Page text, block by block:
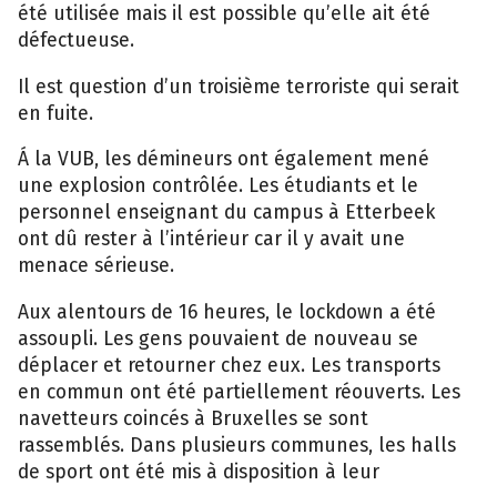
été utilisée mais il est possible qu’elle ait été
défectueuse.
Il est question d’un troisième terroriste qui serait
en fuite.
Á la VUB, les démineurs ont également mené
une explosion contrôlée. Les étudiants et le
personnel enseignant du campus à Etterbeek
ont dû rester à l’intérieur car il y avait une
menace sérieuse.
Aux alentours de 16 heures, le lockdown a été
assoupli. Les gens pouvaient de nouveau se
déplacer et retourner chez eux. Les transports
en commun ont été partiellement réouverts. Les
navetteurs coincés à Bruxelles se sont
rassemblés. Dans plusieurs communes, les halls
de sport ont été mis à disposition à leur